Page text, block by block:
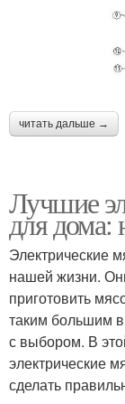
читать дальше →
Лучшие
для дома:
Электрические
нашей жизни.
приготовить
таким большим
с выбором. В
электрические
сделать